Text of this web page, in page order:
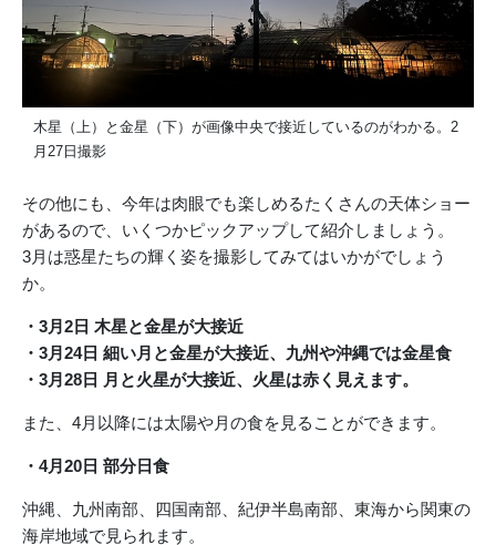
木星（上）と金星（下）が画像中央で接近しているのがわかる。2
月27日撮影
その他にも、今年は肉眼でも楽しめるたくさんの天体ショー
があるので、いくつかピックアップして紹介しましょう。
3月は惑星たちの輝く姿を撮影してみてはいかがでしょう
か。
・3月2日 木星と金星が大接近
・3月24日 細い月と金星が大接近、九州や沖縄では金星食
・3月28日 月と火星が大接近、火星は赤く見えます。
また、4月以降には太陽や月の食を見ることができます。
・4月20日 部分日食
沖縄、九州南部、四国南部、紀伊半島南部、東海から関東の
海岸地域で見られます。